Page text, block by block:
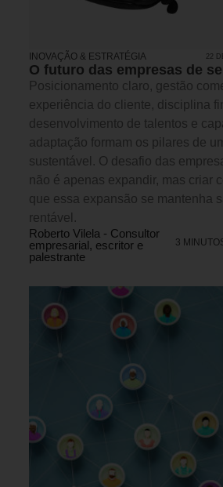
INOVAÇÃO & ESTRATÉGIA 22
O futuro das empresas de
Posicionamento claro, gestão
experiência do cliente, disciplina
desenvolvimento de talentos e
adaptação formam os pilares de
sustentável. O desafio das
não é apenas expandir, mas criar
que essa expansão se mantenha
rentável.
Roberto Vilela - Consultor
empresarial, escritor e
palestrante
3